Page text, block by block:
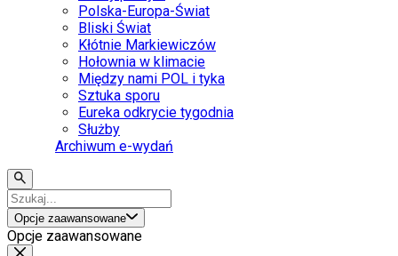
Polska-Europa-Świat
Bliski Świat
Kłótnie Markiewiczów
Hołownia w klimacie
Między nami POL i tyka
Sztuka sporu
Eureka odkrycie tygodnia
Służby
Archiwum e-wydań
Opcje zaawansowane
Opcje zaawansowane